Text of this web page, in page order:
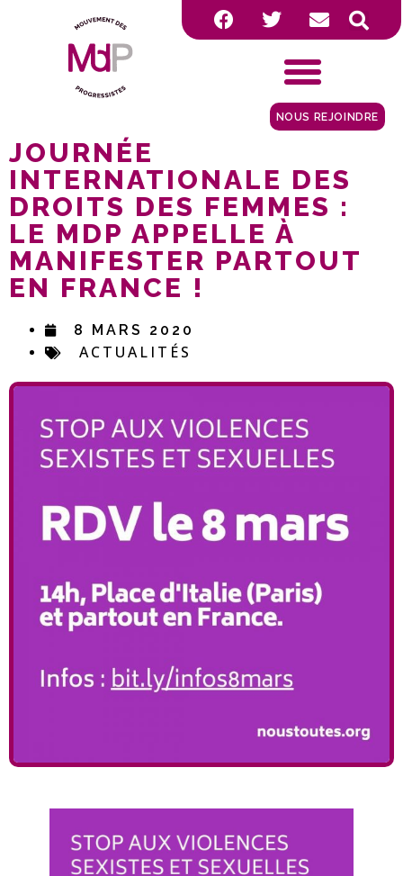
NOUS REJOINDRE
JOURNÉE
INTERNATIONALE DES
DROITS DES FEMMES :
LE MDP APPELLE À
MANIFESTER PARTOUT
EN FRANCE !
8 MARS 2020
ACTUALITÉS